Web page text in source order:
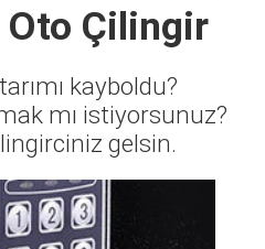
Çilingir
kayboldu?
mı istiyorsunuz?
gelsin.